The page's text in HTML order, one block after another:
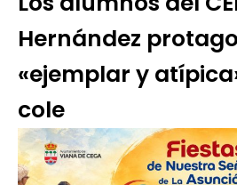
Hernández
«ejemplar y
cole